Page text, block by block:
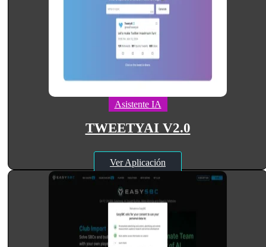
Asistente IA
TWEETYAI V2.0
Ver Aplicación